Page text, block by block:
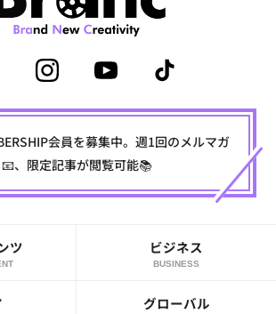
会員を募集中。週1回のメルマガ
📧、限定記事が閲覧可能📚
ツ ビジネス
BUSINESS
グローバル